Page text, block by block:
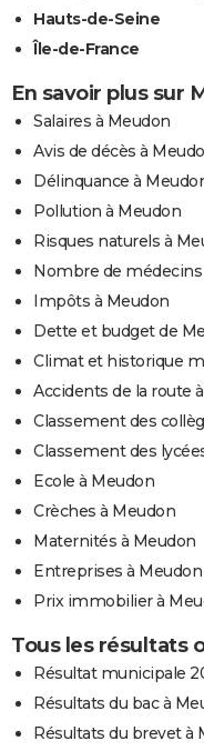
Hauts-de-Seine
Île-de-France
En savoir plus sur
Salaires à Meudon
Avis de décès à
Délinquance à
Pollution à Meudon
Risques naturels à
Nombre de médecins
Impôts à Meudon
Dette et budget de
Climat et historique
Accidents de la route
Classement des
Classement des
Ecole à Meudon
Crèches à Meudon
Maternités à Meudon
Entreprises à Meudon
Prix immobilier à
Tous les résultats
Résultat municipale
Résultats du bac à
Résultats du brevet à